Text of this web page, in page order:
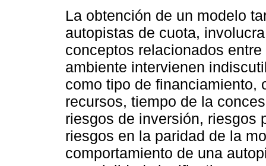
La obtención de un modelo
autopistas de cuota,
conceptos relacionados
ambiente intervienen
como tipo de financiamiento,
recursos, tiempo de la
riesgos de inversión, riesgos
riesgos en la paridad de la
comportamiento de una